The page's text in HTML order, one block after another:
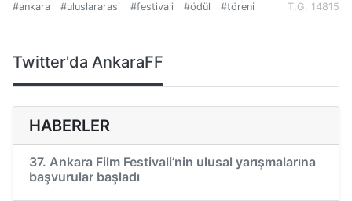
T.G. 14815
#ankara #uluslararasi #festivali #ödül #töreni
Twitter'da AnkaraFF
HABERLER
37. Ankara Film Festivali’nin ulusal yarışmalarına
başvurular başladı